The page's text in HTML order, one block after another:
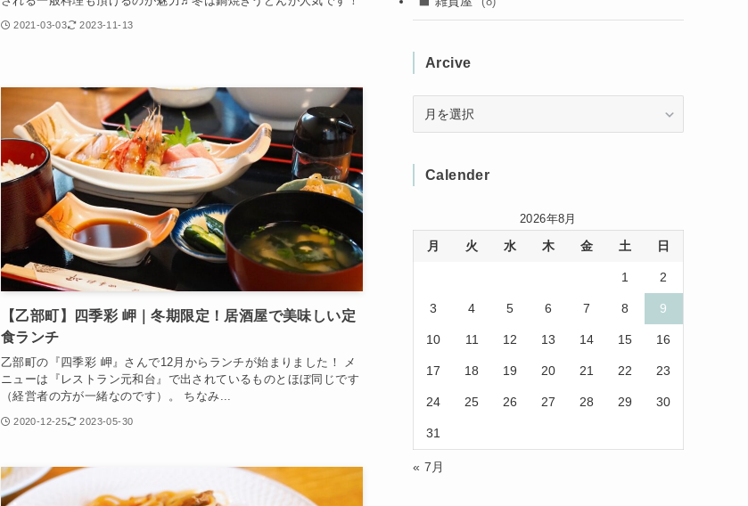
2021-03-03 2023-11-13
【乙部町】四季彩 岬｜冬期限定！居酒屋で美味しい定
食ランチ
乙部町の『四季彩 岬』さんで12月からランチが始まりました！ メ
ニューは『レストラン元和台』で出されているものとほぼ同じです
（経営者の方が一緒なのです）。 ちなみ...
2020-12-25 2023-05-30
(3)
(1)
(11)
(4)(3)
(3)
(8)
(17)
(1)
Arcive
Calender
2026年8月
月 火 水 木 金 土 日
1 2
3 4 5 6 7 8 9
10 11 12 13 14 15 16
17 18 19 20 21 22 23
24 25 26 27 28 29 30
31
« 7月